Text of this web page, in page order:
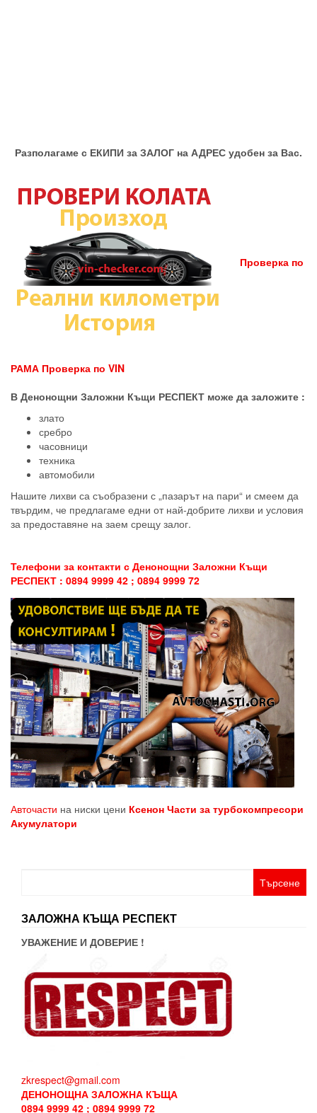
Разполагаме с ЕКИПИ за ЗАЛОГ на АДРЕС удобен за Вас.
Проверка по
РАМА Проверка по VIN
В Денонощни Заложни Къщи РЕСПЕКТ може да заложите :
злато
сребро
часовници
техника
автомобили
Нашите лихви са съобразени с „пазарът на пари“ и смеем да
твърдим, че предлагаме едни от най-добрите лихви и условия
за предоставяне на заем срещу залог.
Телефони за контакти с Денонощни Заложни Къщи
РЕСПЕКТ : 0894 9999 42 ; 0894 9999 72
Авточасти на ниски цени Ксенон Части за турбокомпресори
Акумулатори
ЗАЛОЖНА КЪЩА РЕСПЕКТ
УВАЖЕНИЕ И ДОВЕРИЕ !
zkrespect@gmail.com
ДЕНОНОЩНА ЗАЛОЖНА КЪЩА
0894 9999 42 ; 0894 9999 72